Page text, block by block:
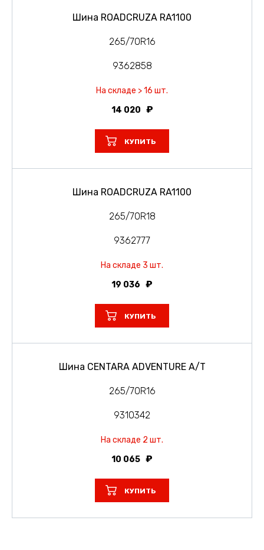
Шина ROADCRUZA RA1100
265/70R16
9362858
На складе > 16 шт.
14 020
КУПИТЬ
Шина ROADCRUZA RA1100
265/70R18
9362777
На складе 3 шт.
19 036
КУПИТЬ
Шина CENTARA ADVENTURE A/T
265/70R16
9310342
На складе 2 шт.
10 065
КУПИТЬ